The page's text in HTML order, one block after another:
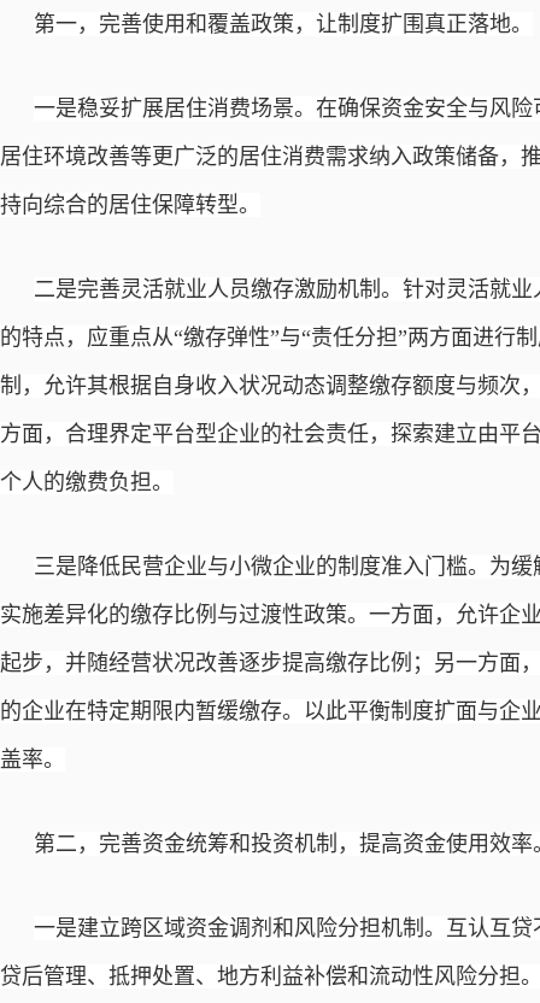
第一，完善使用和覆盖政策，让制度扩围真正落地。
一是稳妥扩展居住消费场景。在确保资金安全与风
居住环境改善等更广泛的居住消费需求纳入政策储备，
持向综合的居住保障转型。
二是完善灵活就业人员缴存激励机制。针对灵活就
的特点，应重点从“缴存弹性”与“责任分担”两方面进行
制，允许其根据自身收入状况动态调整缴存额度与频次
方面，合理界定平台型企业的社会责任，探索建立由平
个人的缴费负担。
三是降低民营企业与小微企业的制度准入门槛。为
实施差异化的缴存比例与过渡性政策。一方面，允许企
起步，并随经营状况改善逐步提高缴存比例；另一方面
的企业在特定期限内暂缓缴存。以此平衡制度扩面与企
盖率。
第二，完善资金统筹和投资机制，提高资金使用效率
一是建立跨区域资金调剂和风险分担机制。互认互
贷后管理、抵押处置、地方利益补偿和流动性风险分担